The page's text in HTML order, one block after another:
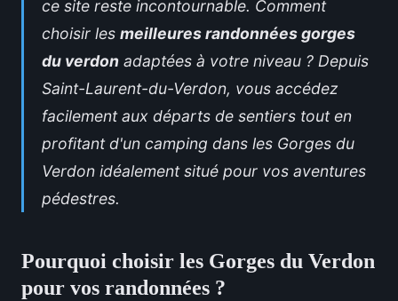
ce site reste incontournable. Comment
choisir les meilleures randonnées gorges
du verdon adaptées à votre niveau ? Depuis
Saint-Laurent-du-Verdon, vous accédez
facilement aux départs de sentiers tout en
profitant d'un camping dans les Gorges du
Verdon idéalement situé pour vos aventures
pédestres.
Pourquoi choisir les Gorges du Verdon
pour vos randonnées ?